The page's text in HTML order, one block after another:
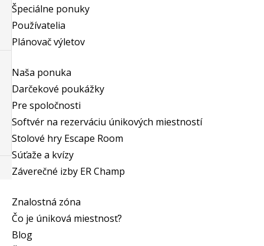
Špeciálne ponuky
Používatelia
Plánovač výletov
Naša ponuka
Darčekové poukážky
Pre spoločnosti
Softvér na rezerváciu únikových miestností
Stolové hry Escape Room
Súťaže a kvízy
Záverečné izby ER Champ
Znalostná zóna
Čo je úniková miestnosť?
Blog